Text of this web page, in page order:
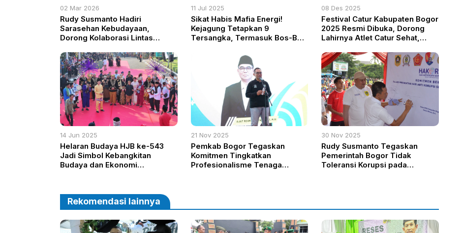
02 Mar 2026
Rudy Susmanto Hadiri
Sarasehan Kebudayaan,
Dorong Kolaborasi Lintas
11 Jul 2025
Sikat Habis Mafia Energi!
Kejagung Tetapkan 9
Tersangka, Termasuk Bos-Bos
08 Des 2025
Festival Catur Kabupaten Bogor
2025 Resmi Dibuka, Dorong
Lahirnya Atlet Catur Sehat,
14 Jun 2025
Helaran Budaya HJB ke-543
Jadi Simbol Kebangkitan
Budaya dan Ekonomi
21 Nov 2025
Pemkab Bogor Tegaskan
Komitmen Tingkatkan
Profesionalisme Tenaga
30 Nov 2025
Rudy Susmanto Tegaskan
Pemerintah Bogor Tidak
Toleransi Korupsi pada
Rekomendasi lainnya